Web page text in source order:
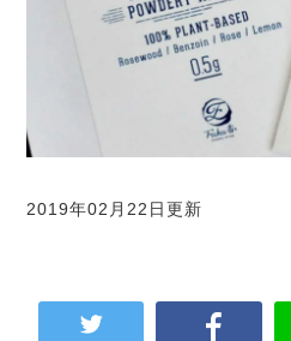
2019年02月22日更新